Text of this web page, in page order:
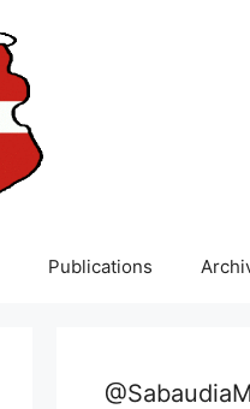
Publications